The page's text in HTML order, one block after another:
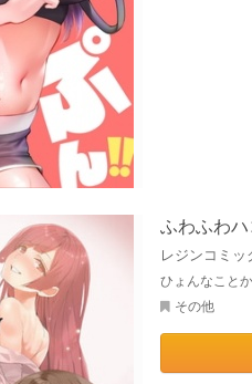
ふわふわ
レジンコミッ
ひょんなこと
その他